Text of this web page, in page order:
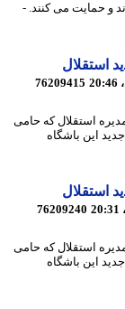
می کنند. -
76209415
استقلال که حامی
باشگاه
76209240
استقلال که حامی
باشگاه